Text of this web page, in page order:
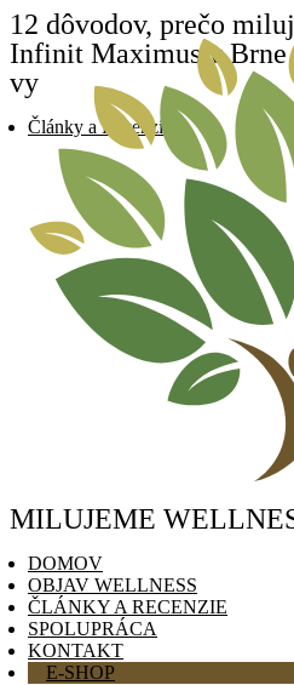
Preskočiť
na
obsah
MILUJEME
DOMOV
OBJAV WELLNESS
ČLÁNKY A RECENZIE
SPOLUPRÁCA
KONTAKT
E-SHOP
12 dôvodov, prečo
Infinit Maximus v Brne
vy
Články a Recenzie